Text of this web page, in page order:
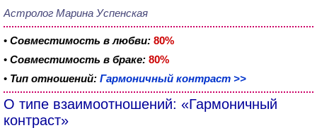
Астролог Марина Успенская
• Совместимость в любви: 80%
• Совместимость в браке: 80%
• Тип отношений: Гармоничный контраст >>
О типе взаимоотношений: «Гармоничный
контраст»